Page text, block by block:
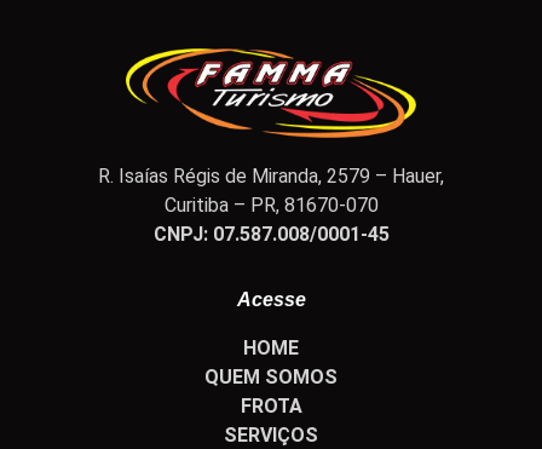
R. Isaías Régis de Miranda, 2579 – Hauer,
Curitiba – PR, 81670-070
CNPJ: 07.587.008/0001-45
Acesse
HOME
QUEM SOMOS
FROTA
SERVIÇOS